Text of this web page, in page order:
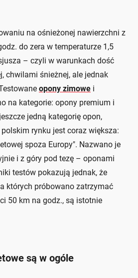
na ośnieżonej nawierzchni z
do zera w temperaturze 1,5
– czyli w warunkach dość
chwilami śnieżnej, ale jednak
opony zimowe i
na kategorie: opony premium i
jedną kategorię opon,
rynku jest coraz większa:
spoza Europy". Nazwano je
i z góry pod tezę – oponami
testów pokazują jednak, że
których próbowano zatrzymać
50 km na godz., są istotnie
są w ogóle